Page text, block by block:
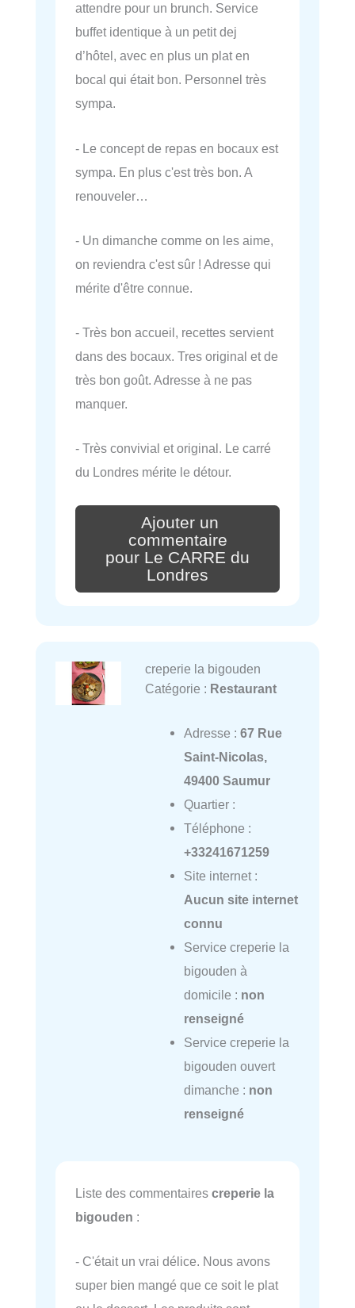
attendre pour un brunch. Service
buffet identique à un petit dej
d’hôtel, avec en plus un plat en
bocal qui était bon. Personnel très
sympa.
- Le concept de repas en bocaux est
sympa. En plus c'est très bon. A
renouveler…
- Un dimanche comme on les aime,
on reviendra c'est sûr ! Adresse qui
mérite d'être connue.
- Très bon accueil, recettes servient
dans des bocaux. Tres original et de
très bon goût. Adresse à ne pas
manquer.
- Très convivial et original. Le carré
du Londres mérite le détour.
Ajouter un
commentaire
pour Le CARRE du
Londres
creperie la bigouden
Catégorie : Restaurant
Adresse : 67 Rue
Saint-Nicolas,
49400 Saumur
Quartier :
Téléphone :
+33241671259
Site internet :
Aucun site internet
connu
Service creperie la
bigouden à
domicile : non
renseigné
Service creperie la
bigouden ouvert
dimanche : non
renseigné
Liste des commentaires creperie la
bigouden :
- C'était un vrai délice. Nous avons
super bien mangé que ce soit le plat